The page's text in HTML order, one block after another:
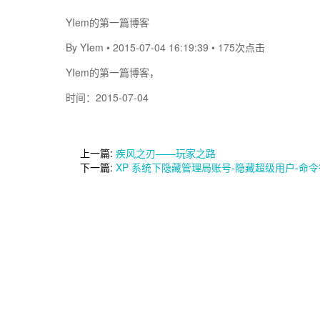
YIem的第一篇博客
By YIem • 2015-07-04 16:19:39 • 175次点击
YIem的第一篇博客，
时间：2015-07-04
上一篇: 疾风之刃——玩家之路
下一篇: XP 系统下隐藏管理局账号-隐藏超级用户-命